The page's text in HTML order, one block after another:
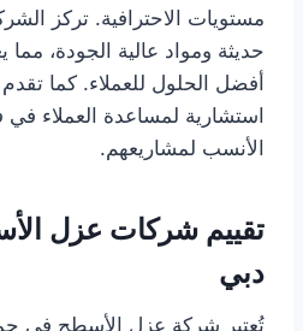
مستويات الاحترافية. تركز
حديثة ومواد عالية الجودة، مما
أفضل الحلول للعملاء. كما
استشارية لمساعدة العملاء في
الأنسب لمشاريعهم.
تقييم شركات عزل
دبي
تُعتبر شركة عزل الأسطح في